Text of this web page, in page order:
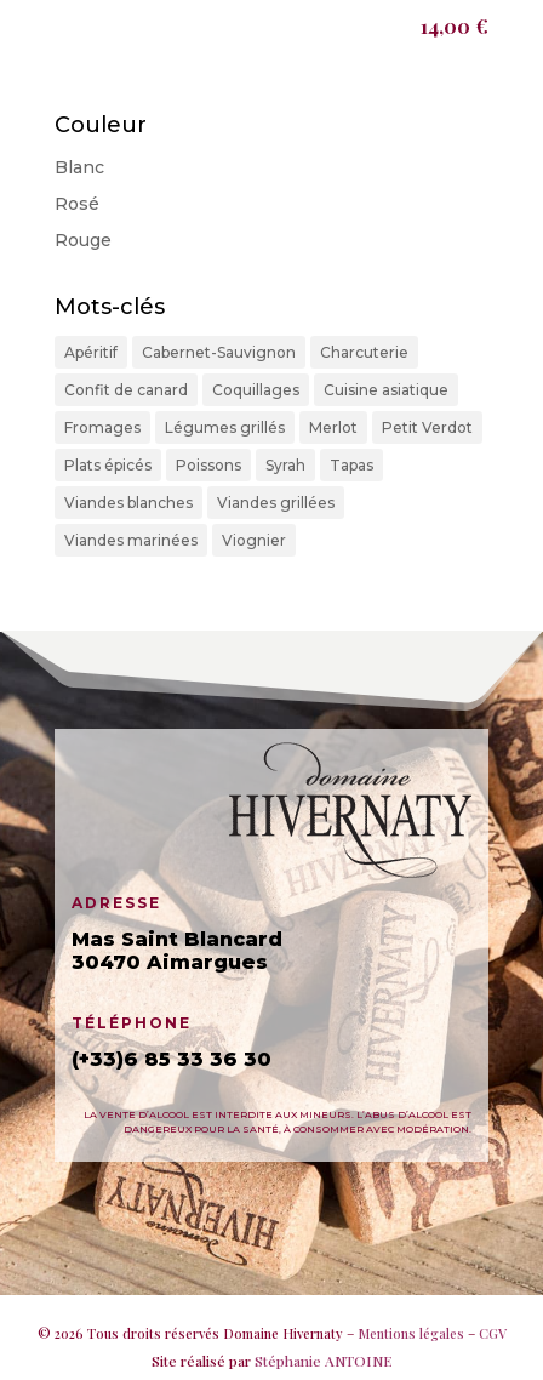
14,00 €
Couleur
Blanc
Rosé
Rouge
Mots-clés
Apéritif Cabernet-Sauvignon Charcuterie
Confit de canard Coquillages Cuisine asiatique
Fromages Légumes grillés Merlot Petit Verdot
Plats épicés Poissons Syrah Tapas
Viandes blanches Viandes grillées
Viandes marinées Viognier
ADRESSE
Mas Saint Blancard
30470 Aimargues
TÉLÉPHONE
(+33)6 85 33 36 30
LA VENTE D’ALCOOL EST INTERDITE AUX MINEURS. L’ABUS D’ALCOOL EST
DANGEREUX POUR LA SANTÉ, À CONSOMMER AVEC MODÉRATION.
© 2026 Tous droits réservés Domaine Hivernaty – Mentions légales – CGV
Site réalisé parStéphanie ANTOINE